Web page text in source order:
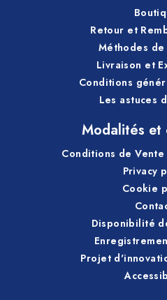
Retour et
Méthodes
Livraison et
Conditions
Les astuces
Modalités et
Conditions de Vente
Privacy
Cookie
Disponibilité
Projet